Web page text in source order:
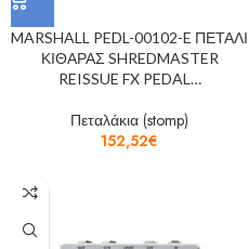
MARSHALL PEDL-00102-E ΠΕΤΑΛΙ
ΚΙΘΑΡΑΣ SHREDMASTER
REISSUE FX PEDAL…
Πεταλάκια (stomp)
152,52€